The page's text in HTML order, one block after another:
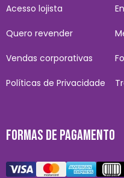
Acesso lojista
Quero revender
Vendas corporativas
Políticas de Privacidade
FORMAS DE PAGAMENTO